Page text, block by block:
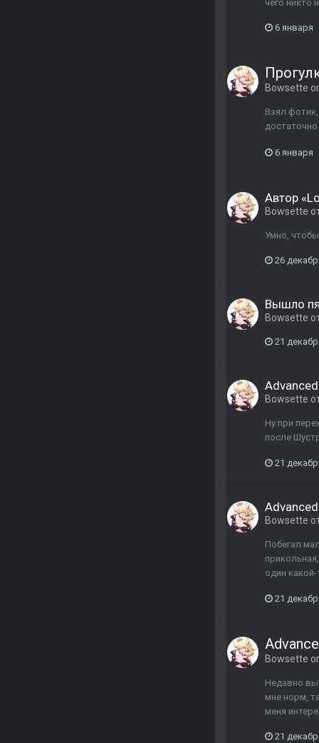
чего никто
6 января
Bowsette
Взял
6 января
Автор
Bowsette
Умно,
26
Вышло
Bowsette
21
Bowsette
Ну при
после
21
Bowsette
Побегал
один
21
Bowsette
Недавно
мне норм,
меня
21